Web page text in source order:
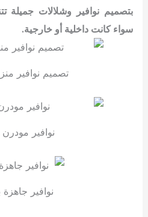
بتصميم نوافير وشلالات جميلة
سواء كانت داخلية أو خارجية.
تصميم نوافير
نوافير مودرن
نوافير جاهزة